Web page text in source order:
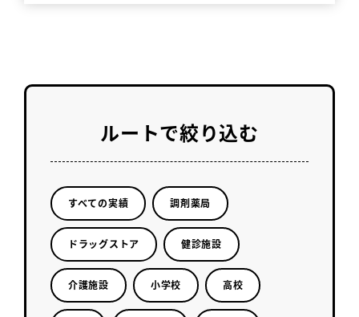
ルートで絞り込む
すべての実績 調剤薬局
ドラッグストア 健診施設
介護施設 小学校 高校